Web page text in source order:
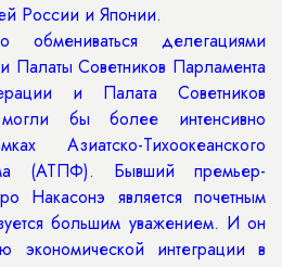
России и Японии.
обмениваться делегациями
Советников Парламента
и Палата Советников
бы более интенсивно
Азиатско-Тихоокеанского
(АТПФ). Бывший премьер-
Накасонэ является почетным
большим уважением. И он
экономической интеграции в